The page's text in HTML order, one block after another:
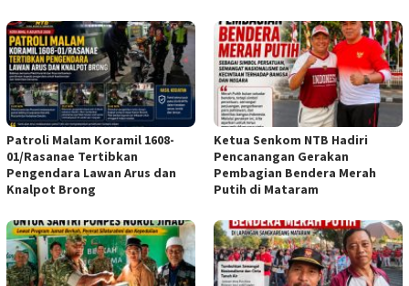
Patroli Malam Koramil 1608-
01/Rasanae Tertibkan
Pengendara Lawan Arus dan
Knalpot Brong
Ketua Senkom NTB Hadiri
Pencanangan Gerakan
Pembagian Bendera Merah
Putih di Mataram